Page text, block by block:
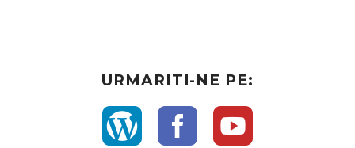
URMARITI-NE PE: